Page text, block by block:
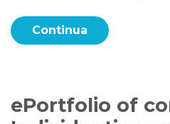
Continua
ePortfolio of